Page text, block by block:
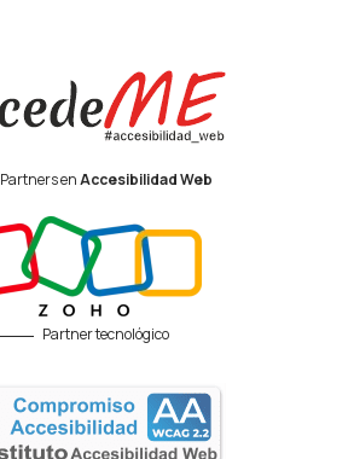
Partners enAccesibilidad Web
Partner tecnológico